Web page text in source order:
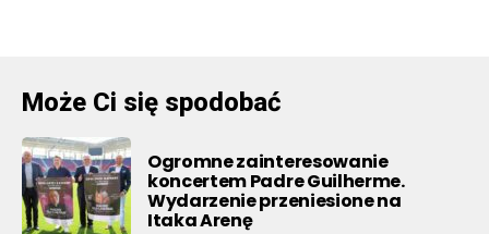
Może Ci się spodobać
Ogromne zainteresowanie
koncertem Padre Guilherme.
Wydarzenie przeniesione na
Itaka Arenę